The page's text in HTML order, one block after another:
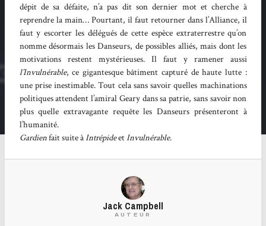
dépit de sa défaite, n’a pas dit son dernier mot et cherche à
reprendre la main… Pourtant, il faut retourner dans l’Alliance, il
faut y escorter les délégués de cette espèce extraterrestre qu’on
nomme désormais les Danseurs, de possibles alliés, mais dont les
motivations restent mystérieuses. Il faut y ramener aussi
l’Invulnérable, ce gigantesque bâtiment capturé de haute lutte :
une prise inestimable. Tout cela sans savoir quelles machinations
politiques attendent l’amiral Geary dans sa patrie, sans savoir non
plus quelle extravagante requête les Danseurs présenteront à
l’humanité.
Gardienfait suite àIntrépideetInvulnérable.
Jack Campbell
AUTEUR